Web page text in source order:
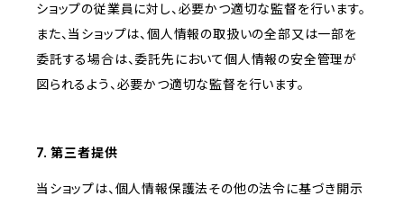
ショップの従業員に対し、必要かつ適切な監督を行います。
また、当ショップは、個人情報の取扱いの全部又は一部を
委託する場合は、委託先において個人情報の安全管理が
図られるよう、必要かつ適切な監督を行います。
7. 第三者提供
当ショップは、個人情報保護法その他の法令に基づき開示